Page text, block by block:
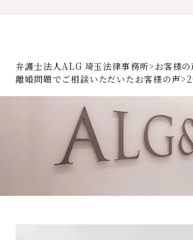
弁護士法人ALG 埼玉法律事務所>お客様
離婚問題でご相談いただいたお客様の声>